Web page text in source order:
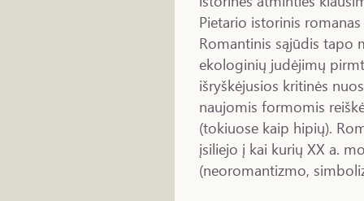
Pietario istorinis romanas
Romantinis sąjūdis tapo
ekologinių judėjimų
išryškėjusios kritinės
naujomis formomis
(tokiuose kaip hipių).
įsiliejo į kai kurių XX a.
(neoromantizmo,